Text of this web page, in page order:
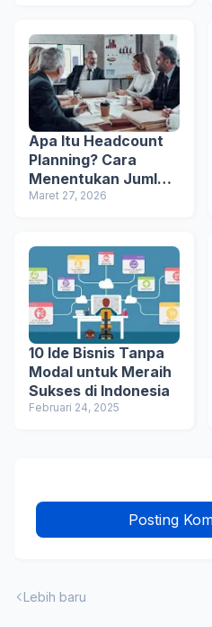
Apa Itu Headcount
Planning? Cara
Menentukan Jumlah
Karyawan yang
Maret 27, 2026
10 Ide Bisnis Tanpa
Modal untuk Meraih
Sukses di Indonesia
Februari 24, 2025
Posting
Lebih baru